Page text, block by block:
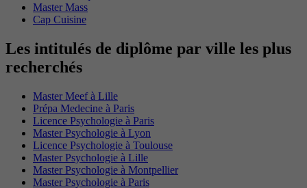
Master Mass
Cap Cuisine
Les intitulés de diplôme par ville les plus
recherchés
Master Meef à Lille
Prépa Medecine à Paris
Licence Psychologie à Paris
Master Psychologie à Lyon
Licence Psychologie à Toulouse
Master Psychologie à Lille
Master Psychologie à Montpellier
Master Psychologie à Paris